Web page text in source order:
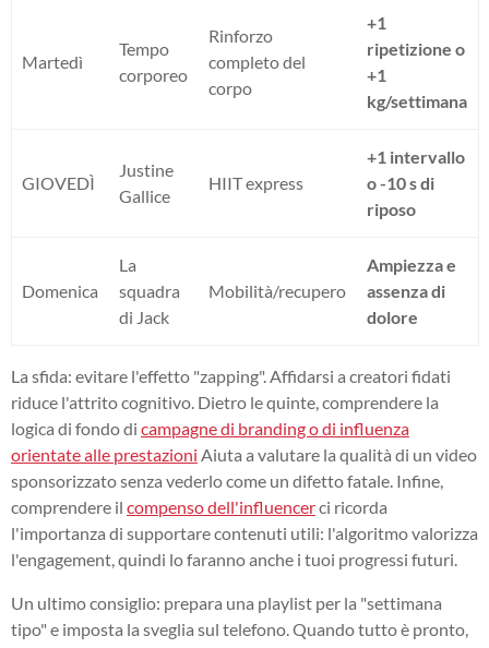
Martedì
Tempo
corporeo
Rinforzo
completo del
corpo
+1
ripetizione o
+1
kg/settimana
GIOVEDÌ
Justine
Gallice
HIIT express
+1 intervallo
o -10 s di
riposo
Domenica
La
squadra
di Jack
Mobilità/recupero
Ampiezza e
assenza di
dolore
La sfida: evitare l'effetto "zapping". Affidarsi a creatori fidati
riduce l'attrito cognitivo. Dietro le quinte, comprendere la
logica di fondo di campagne di branding o di influenza
orientate alle prestazioni Aiuta a valutare la qualità di un video
sponsorizzato senza vederlo come un difetto fatale. Infine,
comprendere il compenso dell'influencerci ricorda
l'importanza di supportare contenuti utili: l'algoritmo valorizza
l'engagement, quindi lo faranno anche i tuoi progressi futuri.
Un ultimo consiglio: prepara una playlist per la "settimana
tipo" e imposta la sveglia sul telefono. Quando tutto è pronto,